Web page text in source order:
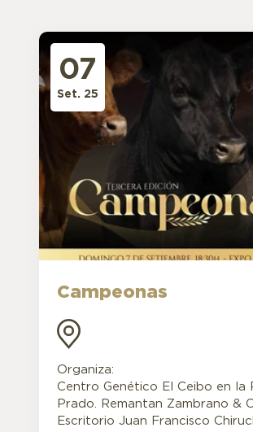
07
Set. 25
Campeonas
Organiza:
Centro Genético El Ceibo en la
Prado. Remantan Zambrano &
Escritorio Juan Francisco